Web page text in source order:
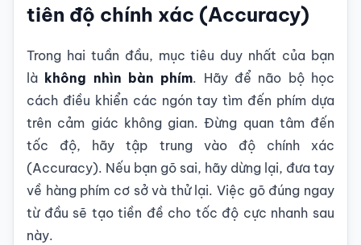
tiên độ chính xác (Accuracy)
Trong hai tuần đầu, mục tiêu duy nhất của bạn
là không nhìn bàn phím. Hãy để não bộ học
cách điều khiển các ngón tay tìm đến phím dựa
trên cảm giác không gian. Đừng quan tâm đến
tốc độ, hãy tập trung vào độ chính xác
(Accuracy). Nếu bạn gõ sai, hãy dừng lại, đưa tay
về hàng phím cơ sở và thử lại. Việc gõ đúng ngay
từ đầu sẽ tạo tiền đề cho tốc độ cực nhanh sau
này.